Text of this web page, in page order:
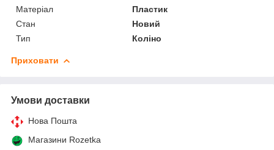
Матеріал
Пластик
Стан
Новий
Тип
Коліно
Приховати
Умови доставки
Нова Пошта
Магазини Rozetka